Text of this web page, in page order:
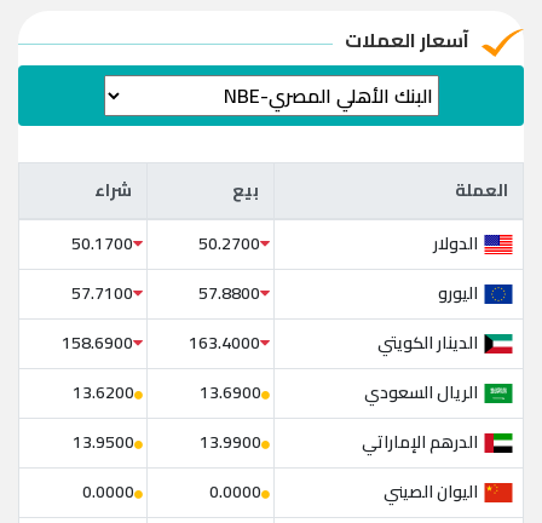
آسعار العملات
العملة بيع شراء العملة بيع
شراء
الدولار
50.2700
50.1700
اليورو
57.8800
57.7100
الدينار الكويتي
163.4000
158.6900
الريال السعودي
13.6900
13.6200
الدرهم الإماراتي
13.9900
13.9500
اليوان الصيني
0.0000
0.0000